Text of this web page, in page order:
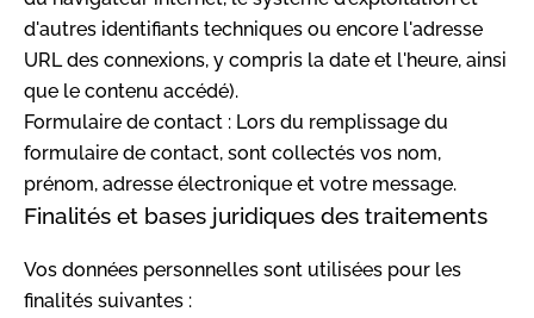
d'autres identifiants techniques ou encore l'adresse
URL des connexions, y compris la date et l'heure, ainsi
que le contenu accédé).
Formulaire de contact : Lors du remplissage du
formulaire de contact, sont collectés vos nom,
prénom, adresse électronique et votre message.
Finalités et bases juridiques des traitements
Vos données personnelles sont utilisées pour les
finalités suivantes :